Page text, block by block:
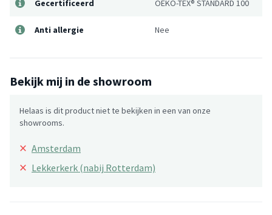
Gecertificeerd
OEKO-TEX® STANDARD 100
Anti allergie Nee
Bekijk mij in de showroom
Helaas is dit product niet te bekijken in een van onze
showrooms.
× Amsterdam
× Lekkerkerk (nabij Rotterdam)